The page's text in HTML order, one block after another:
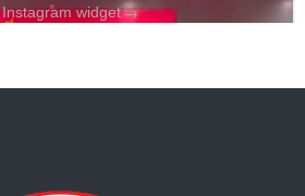
Instagram widget→